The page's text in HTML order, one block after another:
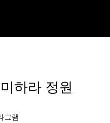
하라 정원
그램